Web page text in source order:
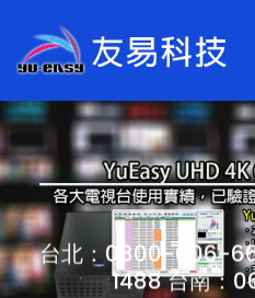
台北：0800-006-
1488 台南：